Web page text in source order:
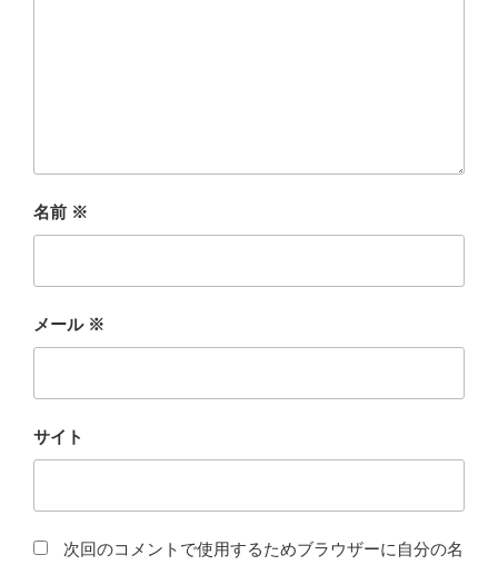
名前 ※
メール ※
サイト
次回のコメントで使用するためブラウザーに自分の名